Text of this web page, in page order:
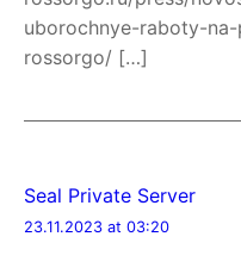
uborochnye-raboty-
rossorgo/ […]
Seal Private Server
23.11.2023 at 03:20